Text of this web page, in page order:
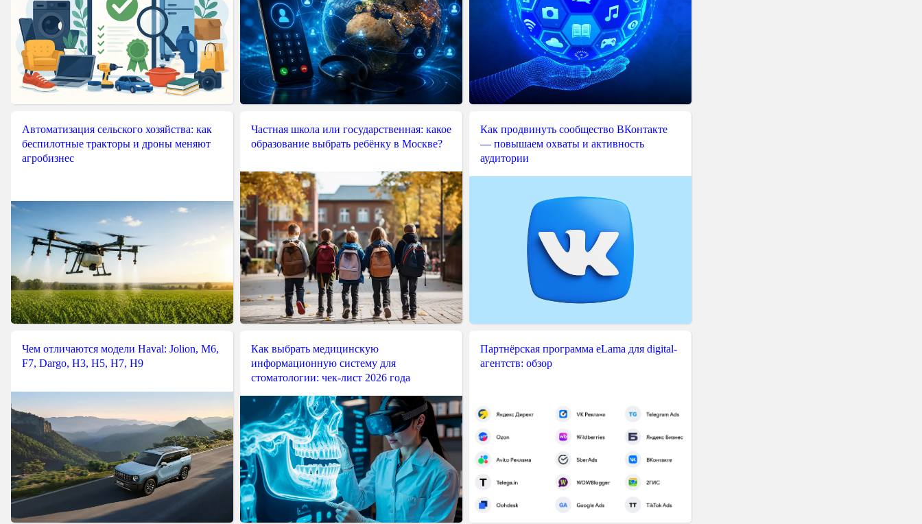
Автоматизация сельского хозяйства: как
беспилотные тракторы и дроны меняют
агробизнес
Частная школа или государственная: какое
образование выбрать ребёнку в Москве?
Как продвинуть сообщество ВКонтакте
— повышаем охваты и активность
аудитории
Чем отличаются модели Haval: Jolion, M6,
F7, Dargo, H3, H5, H7, H9
Как выбрать медицинскую
информационную систему для
стоматологии: чек-лист 2026 года
Партнёрская программа eLama для digital-
агентств: обзор